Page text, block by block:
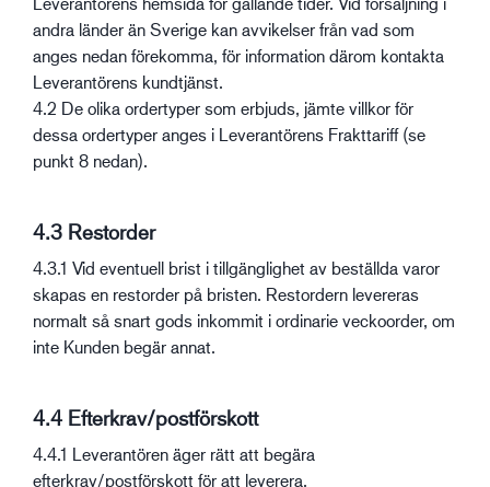
andra länder än Sverige kan avvikelser från vad som
anges nedan förekomma, för information därom kontakta
Leverantörens kundtjänst.
4.2 De olika ordertyper som erbjuds, jämte villkor för
dessa ordertyper anges i Leverantörens Frakttariff (se
punkt 8 nedan).
4.3 Restorder
4.3.1 Vid eventuell brist i tillgänglighet av beställda varor
skapas en restorder på bristen. Restordern levereras
normalt så snart gods inkommit i ordinarie veckoorder, om
inte Kunden begär annat.
4.4 Efterkrav/postförskott
4.4.1 Leverantören äger rätt att begära
efterkrav/postförskott för att leverera.